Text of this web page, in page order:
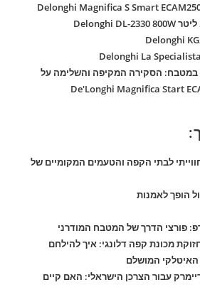
במטבח: הסקירה המקיפה והשלימה על
לבתי הקפה והטעמים המקומיים של
הופך לאמנות
פורצי הדרך של המטבח המודרני
מכונת קפה דלונגי: איך להילחם
המושלם
עבור הצרכן הישראלי: האם קיים